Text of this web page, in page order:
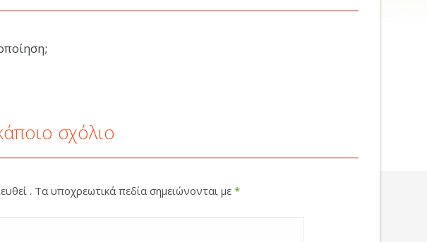
σχόλιο
. Τα υποχρεωτικά πεδία σημειώνονται με*